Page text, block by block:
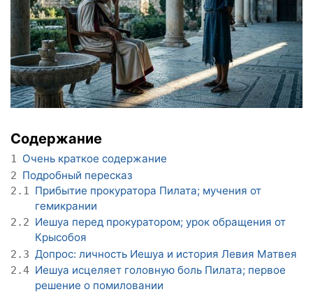
Содержание
1 Очень краткое содержание
2 Подробный пересказ
2.1 Прибытие прокуратора Пилата; мучения от
гемикрании
2.2 Иешуа перед прокуратором; урок обращения от
Крысобоя
2.3 Допрос: личность Иешуа и история Левия Матвея
2.4 Иешуа исцеляет головную боль Пилата; первое
решение о помиловании